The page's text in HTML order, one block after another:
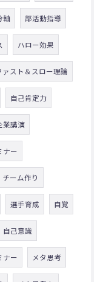
軸 部活動指導
ハロー効果
ァスト＆スロー理論
自己肯定力
業講演
ナー
チーム作り
選手育成 自覚
自己意識
ナー メタ思考